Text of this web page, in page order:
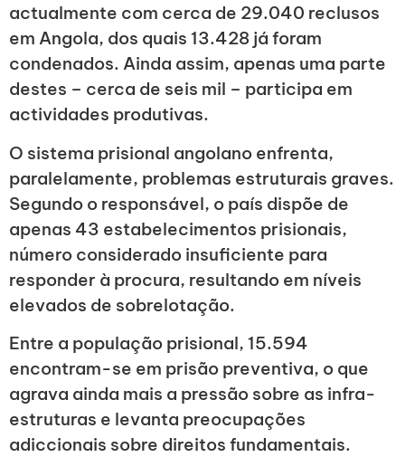
actualmente com cerca de 29.040 reclusos
em Angola, dos quais 13.428 já foram
condenados. Ainda assim, apenas uma parte
destes – cerca de seis mil – participa em
actividades produtivas.
O sistema prisional angolano enfrenta,
paralelamente, problemas estruturais graves.
Segundo o responsável, o país dispõe de
apenas 43 estabelecimentos prisionais,
número considerado insuficiente para
responder à procura, resultando em níveis
elevados de sobrelotação.
Entre a população prisional, 15.594
encontram-se em prisão preventiva, o que
agrava ainda mais a pressão sobre as infra-
estruturas e levanta preocupações
adiccionais sobre direitos fundamentais.